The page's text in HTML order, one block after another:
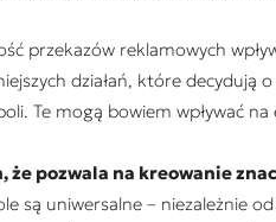
przekazów reklamowych
działań, które decydują
Te mogą bowiem wpływać
że pozwala na kreowanie
są uniwersalne – niezależnie